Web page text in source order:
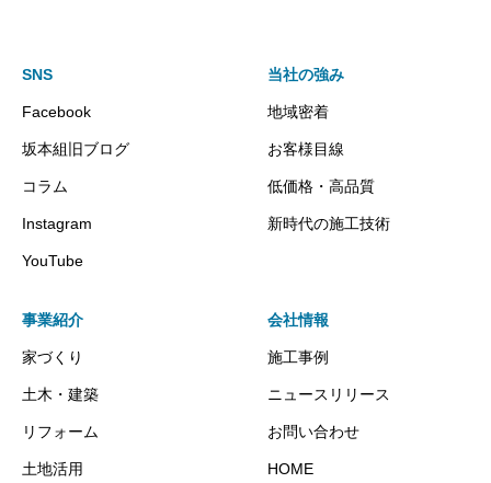
SNS
Facebook
坂本組旧ブログ
コラム
Instagram
YouTube
当社の強み
地域密着
お客様目線
低価格・高品質
新時代の施工技術
事業紹介
家づくり
土木・建築
リフォーム
土地活用
会社情報
施工事例
ニュースリリース
お問い合わせ
HOME